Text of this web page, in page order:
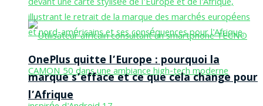
OnePlus quitte l’Europe : pourquoi la
marque s’efface et ce que cela change pour
l’Afrique